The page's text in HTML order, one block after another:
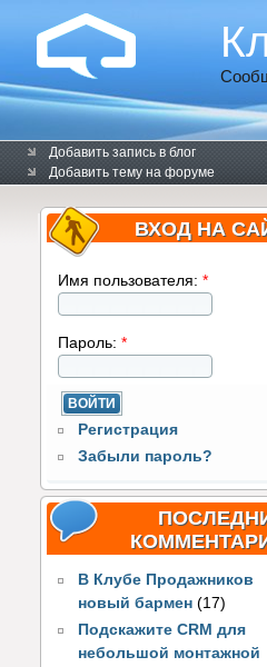
Добавить запись в блог
Добавить тему на форуме
ВХОД НА
Имя пользователя: *
Пароль: *
Регистрация
Забыли пароль?
В Клубе Продажников
новый бармен (17)
Подскажите CRM для
небольшой монтажной